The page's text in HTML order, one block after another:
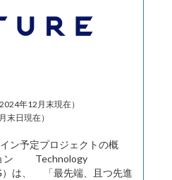
年12月末現在）
末日現在）
ン予定プロジェクトの概
ン Technology
は、 「最先端、且つ先進